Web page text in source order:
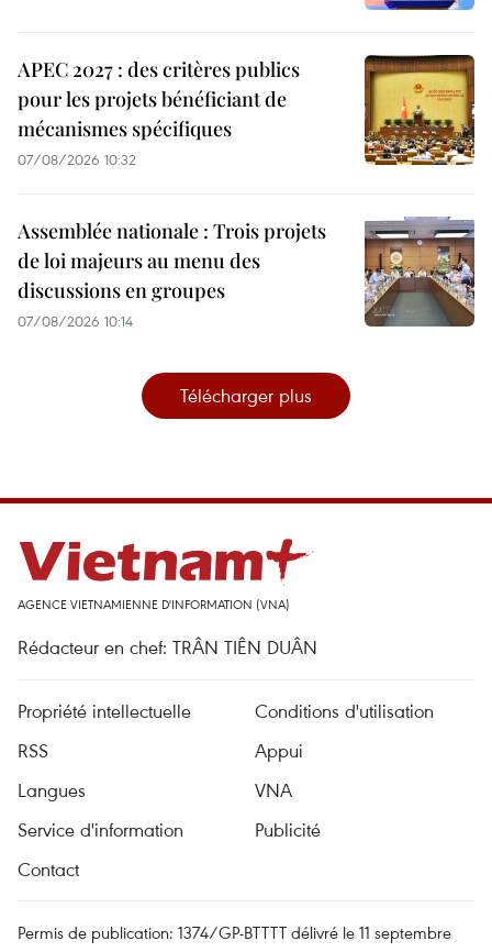
APEC 2027 : des critères publics
pour les projets bénéficiant de
mécanismes spécifiques
07/08/2026 10:32
Assemblée nationale : Trois projets
de loi majeurs au menu des
discussions en groupes
07/08/2026 10:14
Télécharger plus
AGENCE VIETNAMIENNE D'INFORMATION (VNA)
Rédacteur en chef: TRÂN TIÊN DUÂN
Propriété intellectuelle
Conditions d'utilisation
RSS
Appui
Langues
VNA
Service d'information
Publicité
Contact
Permis de publication: 1374/GP-BTTTT délivré le 11 septembre